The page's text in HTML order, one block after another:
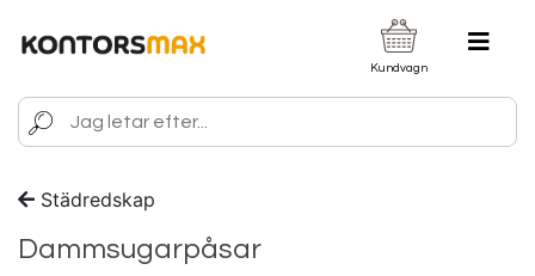
Kundvagn
Städredskap
Dammsugarpåsar